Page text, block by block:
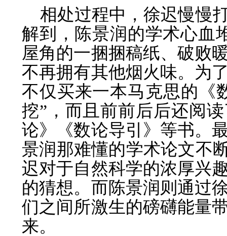
相处过程中，徐迟慢慢
解到，陈景润的学术心血
屋角的一捆捆稿纸、破败
不再拥有其他烟火味。为
不仅买来一本马克思的《
挖”，而且前前后后还阅
论》《数论导引》等书。
景润那难懂的学术论文不
迟对于自然科学的浓厚兴
的猜想。而陈景润则通过
们之间所激生的磅礴能量
来。